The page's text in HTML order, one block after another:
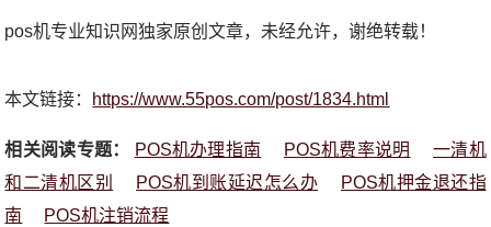
pos机专业知识网独家原创文章，未经允许，谢绝转载！
本文链接： https://www.55pos.com/post/1834.html
相关阅读专题： POS机办理指南 POS机费率说明
一清机
和二清机区别
POS机到账延迟怎么办
POS机押金退还指
南
POS机注销流程